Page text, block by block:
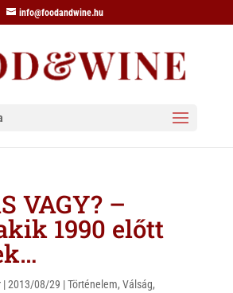
info@foodandwine.hu
VAGY? –
1990 előtt
|2013/08/29 |Történelem, Válság,